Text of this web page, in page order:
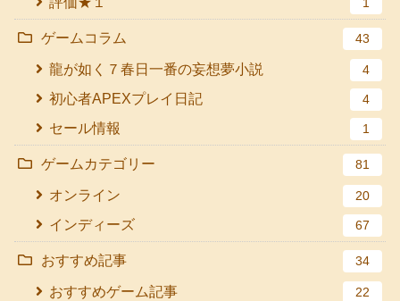
ゲームコラム 43
龍が如く７春日一番の妄想夢小説 4
初心者APEXプレイ日記 4
セール情報 1
ゲームカテゴリー 81
オンライン 20
インディーズ 67
おすすめ記事 34
おすすめゲーム記事 22